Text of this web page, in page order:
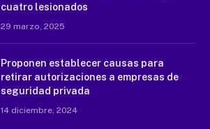
cuatro lesionados
29 marzo, 2025
Proponen establecer causas para
retirar autorizaciones a empresas de
seguridad privada
14 diciembre, 2024